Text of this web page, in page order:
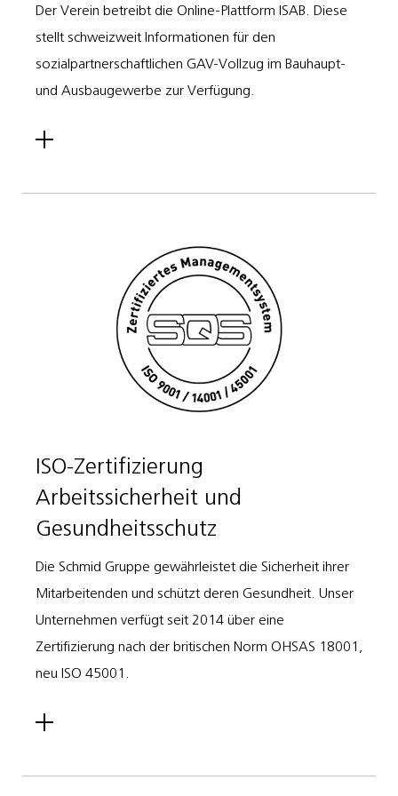
Der Verein betreibt die Online-Plattform ISAB. Diese
stellt schweizweit Informationen für den
sozialpartnerschaftlichen GAV-Vollzug im Bauhaupt-
und Ausbaugewerbe zur Verfügung.
ISO-Zertifizierung
Arbeitssicherheit und
Gesundheitsschutz
Die Schmid Gruppe gewährleistet die Sicherheit ihrer
Mitarbeitenden und schützt deren Gesundheit. Unser
Unternehmen verfügt seit 2014 über eine
Zertifizierung nach der britischen Norm OHSAS 18001,
neu ISO 45001.